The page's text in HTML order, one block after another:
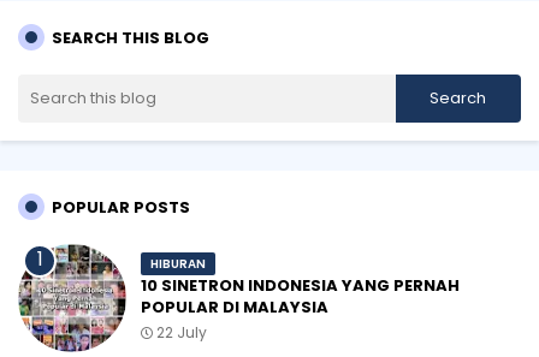
SEARCH THIS BLOG
POPULAR POSTS
HIBURAN
10 SINETRON INDONESIA YANG PERNAH
POPULAR DI MALAYSIA
22 July